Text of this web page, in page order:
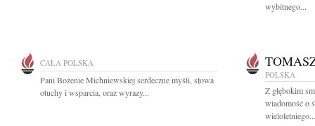
wybitnego...
CAŁA POLSKA
Pani Bożenie Michniewskiej serdeczne myśli, słowa
otuchy i wsparcia, oraz wyrazy...
POLSKA
Z głębokim
wiadomość o
wieloletniego...